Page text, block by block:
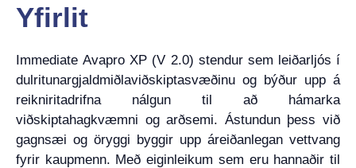
Yfirlit
Immediate Avapro XP (V 2.0) stendur sem leiðarljós í
dulritunargjaldmiðlaviðskiptasvæðinu og býður upp á
reikniritadrifna nálgun til að hámarka
viðskiptahagkvæmni og arðsemi. Ástundun þess við
gagnsæi og öryggi byggir upp áreiðanlegan vettvang
fyrir kaupmenn. Með eiginleikum sem eru hannaðir til